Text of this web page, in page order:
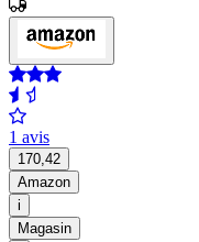
1 avis
170,42
Amazon
i
Magasin